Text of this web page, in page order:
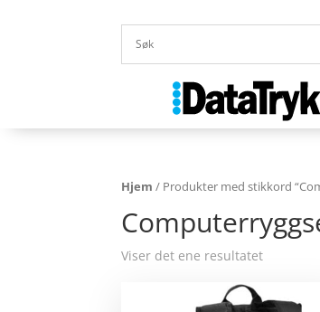
Hjem / Produkter med stikkord
Viser det ene resultatet